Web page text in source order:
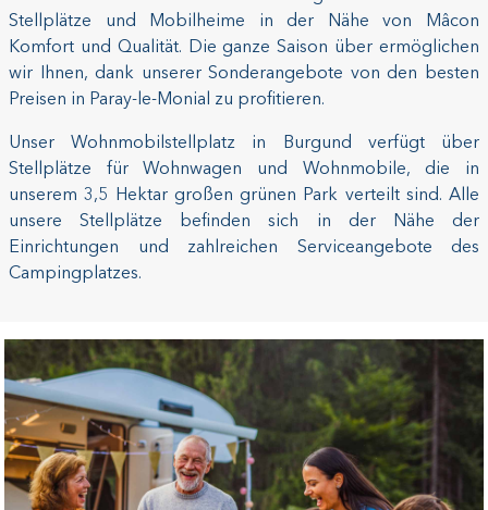
Stellplätze und Mobilheime in der Nähe von Mâcon
Komfort und Qualität. Die ganze Saison über ermöglichen
wir Ihnen, dank unserer Sonderangebote von den besten
Preisen in Paray-le-Monial zu profitieren.
Unser Wohnmobilstellplatz in Burgund verfügt über
Stellplätze für Wohnwagen und Wohnmobile, die in
unserem 3,5 Hektar großen grünen Park verteilt sind. Alle
unsere Stellplätze befinden sich in der Nähe der
Einrichtungen und zahlreichen Serviceangebote des
Campingplatzes.